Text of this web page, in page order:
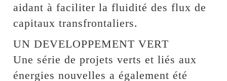
aidant à faciliter la fluidité des flux de
capitaux transfrontaliers.
UN DEVELOPPEMENT VERT
Une série de projets verts et liés aux
énergies nouvelles a également été